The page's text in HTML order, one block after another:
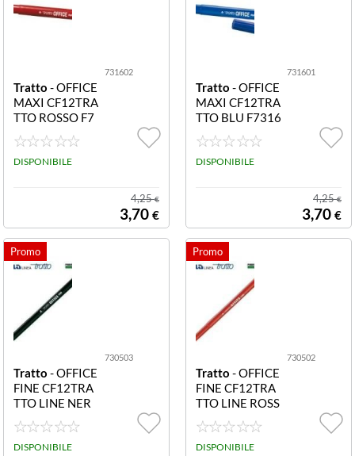
731602
Tratto - OFFICE
MAXI CF12TRA
TTO ROSSO F7
31602 CF12TR
ATTO OFFICE
MAXI ROSSO
DISPONIBILE
4,25€
3,70 €
731601
Tratto - OFFICE
MAXI CF12TRA
TTO BLU F7316
01 CF12TRATT
O OFFICE MAX
I BLU
DISPONIBILE
4,25€
3,70 €
730503
Tratto - OFFICE
FINE CF12TRA
TTO LINE NER
O F730503 CF1
2TRATTO OFFI
CE LINE NERO
DISPONIBILE
730502
Tratto - OFFICE
FINE CF12TRA
TTO LINE ROSS
O F730502 CF1
2TRATTO OFFI
CE LINE ROSSO
DISPONIBILE